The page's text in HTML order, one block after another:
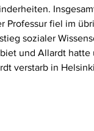
Professur fiel im
sozialer
und Allardt hatte
verstarb in